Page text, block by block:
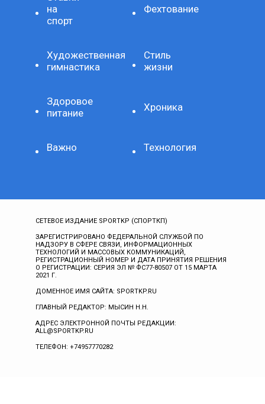
на
спорт
Фехтование
Художественная
гимнастика
Стиль
жизни
Здоровое
питание
Хроника
Важно Технология
СЕТЕВОЕ ИЗДАНИЕ SPORTKP (СПОРТКП)
ЗАРЕГИСТРИРОВАНО ФЕДЕРАЛЬНОЙ СЛУЖБОЙ ПО
НАДЗОРУ В СФЕРЕ СВЯЗИ, ИНФОРМАЦИОННЫХ
ТЕХНОЛОГИЙ И МАССОВЫХ КОММУНИКАЦИЙ,
РЕГИСТРАЦИОННЫЙ НОМЕР И ДАТА ПРИНЯТИЯ РЕШЕНИЯ
О РЕГИСТРАЦИИ: СЕРИЯ ЭЛ № ФС77-80507 ОТ 15 МАРТА
2021 Г.
ДОМЕННОЕ ИМЯ САЙТА: SPORTKP.RU
ГЛАВНЫЙ РЕДАКТОР: МЫСИН Н.Н.
АДРЕС ЭЛЕКТРОННОЙ ПОЧТЫ РЕДАКЦИИ:
ALL@SPORTKP.RU
ТЕЛЕФОН: +74957770282